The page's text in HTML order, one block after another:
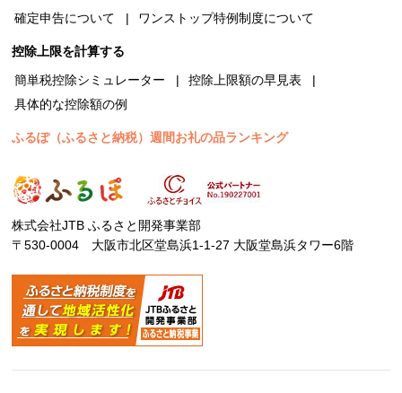
確定申告について
ワンストップ特例制度について
控除上限を計算する
簡単税控除シミュレーター
控除上限額の早見表
具体的な控除額の例
ふるぽ（ふるさと納税）週間お礼の品ランキング
株式会社JTB ふるさと開発事業部
〒530-0004 大阪市北区堂島浜1-1-27 大阪堂島浜タワー6階